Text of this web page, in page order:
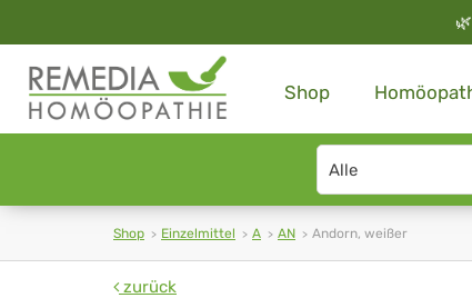
🌿
Shop
Search
type
Shop Einzelmittel A AN Andorn, weißer
zurück